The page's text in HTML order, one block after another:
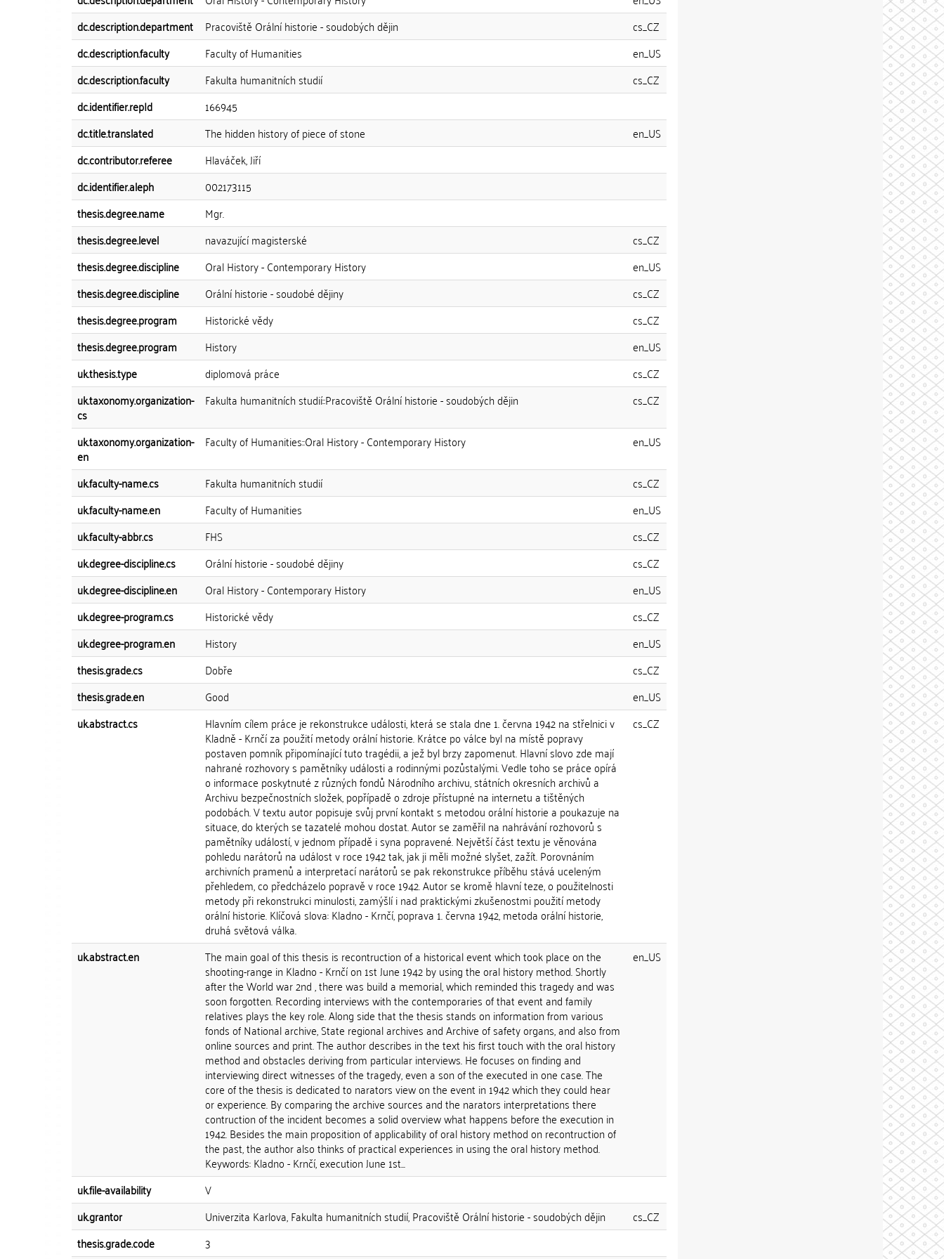
dc.description.department
Pracoviště Orální historie - soudobých dějin
cs_CZ
dc.description.faculty
Faculty of Humanities
en_US
dc.description.faculty
Fakulta humanitních studií
cs_CZ
dc.identifier.repId
166945
dc.title.translated
The hidden history of piece of stone
en_US
dc.contributor.referee
Hlaváček, Jiří
dc.identifier.aleph
002173115
thesis.degree.name
Mgr.
thesis.degree.level
navazující magisterské
cs_CZ
thesis.degree.discipline
Oral History - Contemporary History
en_US
thesis.degree.discipline
Orální historie - soudobé dějiny
cs_CZ
thesis.degree.program
Historické vědy
cs_CZ
thesis.degree.program
History
en_US
uk.thesis.type
diplomová práce
cs_CZ
uk.taxonomy.organization-
cs
Fakulta humanitních studií::Pracoviště Orální historie - soudobých dějin cs_CZ
uk.taxonomy.organization-
en
Faculty of Humanities::Oral History - Contemporary History en_US
uk.faculty-name.cs Fakulta humanitních studií
cs_CZ
uk.faculty-name.en
Faculty of Humanities
en_US
uk.faculty-abbr.cs
FHS
cs_CZ
uk.degree-discipline.cs
Orální historie - soudobé dějiny
cs_CZ
uk.degree-discipline.en
Oral History - Contemporary History
en_US
uk.degree-program.cs
Historické vědy
cs_CZ
uk.degree-program.en
History
en_US
thesis.grade.cs
Dobře
cs_CZ
thesis.grade.en
Good
en_US
uk.abstract.cs
Hlavním cílem práce je rekonstrukce události, která se stala dne 1. června 1942 na střelnici v
Kladně - Krnčí za použití metody orální historie. Krátce po válce byl na místě popravy
postaven pomník připomínající tuto tragédii, a jež byl brzy zapomenut. Hlavní slovo zde mají
nahrané rozhovory s pamětníky události a rodinnými pozůstalými. Vedle toho se práce opírá
o informace poskytnuté z různých fondů Národního archivu, státních okresních archivů a
Archivu bezpečnostních složek, popřípadě o zdroje přístupné na internetu a tištěných
podobách. V textu autor popisuje svůj první kontakt s metodou orální historie a poukazuje na
situace, do kterých se tazatelé mohou dostat. Autor se zaměřil na nahrávání rozhovorů s
pamětníky událostí, v jednom případě i syna popravené. Největší část textu je věnována
pohledu narátorů na událost v roce 1942 tak, jak ji měli možné slyšet, zažít. Porovnáním
archivních pramenů a interpretací narátorů se pak rekonstrukce příběhu stává uceleným
přehledem, co předcházelo popravě v roce 1942. Autor se kromě hlavní teze, o použitelnosti
metody při rekonstrukci minulosti, zamýšlí i nad praktickými zkušenostmi použití metody
orální historie. Klíčová slova: Kladno - Krnčí, poprava 1. června 1942, metoda orální historie,
druhá světová válka.
cs_CZ
uk.abstract.en The main goal of this thesis is recontruction of a historical event which took place on the
shooting-range in Kladno - Krnčí on 1st June 1942 by using the oral history method. Shortly
after the World war 2nd , there was build a memorial, which reminded this tragedy and was
soon forgotten. Recording interviews with the contemporaries of that event and family
relatives plays the key role. Along side that the thesis stands on information from various
fonds of National archive, State regional archives and Archive of safety organs, and also from
online sources and print. The author describes in the text his first touch with the oral history
method and obstacles deriving from particular interviews. He focuses on finding and
interviewing direct witnesses of the tragedy, even a son of the executed in one case. The
core of the thesis is dedicated to narators view on the event in 1942 which they could hear
or experience. By comparing the archive sources and the narators interpretations there
contruction of the incident becomes a solid overview what happens before the execution in
1942. Besides the main proposition of applicability of oral history method on recontruction of
the past, the author also thinks of practical experiences in using the oral history method.
Keywords: Kladno - Krnčí, execution June 1st...
en_US
uk.file-availability
V
uk.grantor
Univerzita Karlova, Fakulta humanitních studií, Pracoviště Orální historie - soudobých dějin
cs_CZ
thesis.grade.code
3